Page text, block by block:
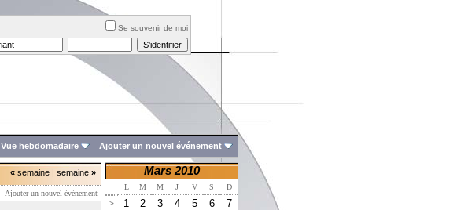
Se souvenir de moi
Vue hebdomadaire Ajouter un nouvel événement
« semaine | semaine »
Ajouter un nouvel événement
Mars 2010
L M M J V S
D
>
1 2 3 4 5 6 7